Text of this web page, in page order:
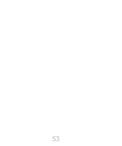
53